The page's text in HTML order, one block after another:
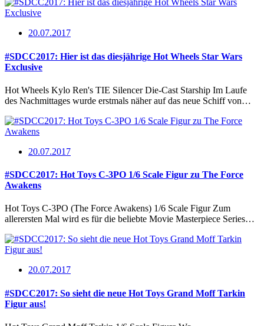
20.07.2017
#SDCC2017: Hier ist das diesjährige Hot Wheels Star Wars
Exclusive
Hot Wheels Kylo Ren's TIE Silencer Die-Cast Starship Im Laufe
des Nachmittages wurde erstmals näher auf das neue Schiff von…
20.07.2017
#SDCC2017: Hot Toys C-3PO 1/6 Scale Figur zu The Force
Awakens
Hot Toys C-3PO (The Force Awakens) 1/6 Scale Figur Zum
allerersten Mal wird es für die beliebte Movie Masterpiece Series…
20.07.2017
#SDCC2017: So sieht die neue Hot Toys Grand Moff Tarkin
Figur aus!